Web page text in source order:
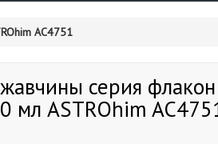
AC4751
серия
мл ASTROhim